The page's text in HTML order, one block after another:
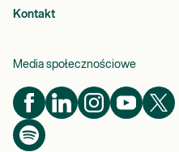
Kontakt
Media społecznościowe